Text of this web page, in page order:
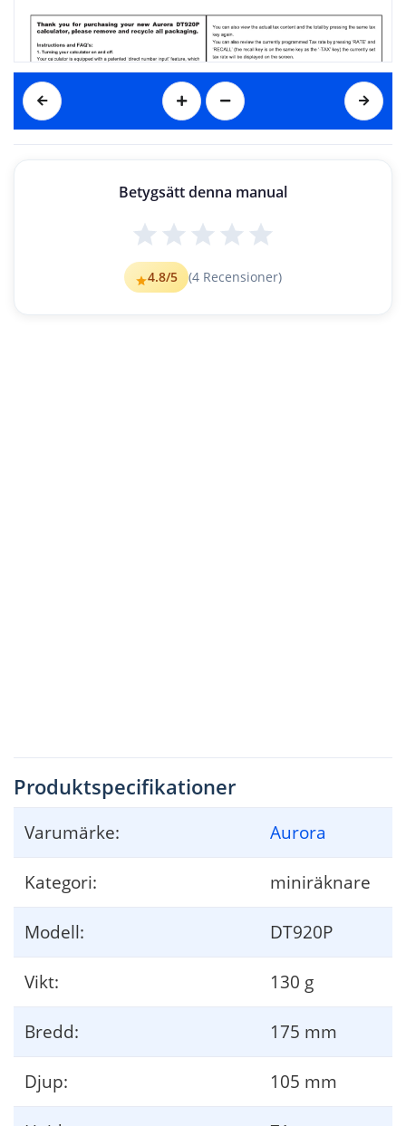
Betygsätt denna manual
4.8/5 (4 Recensioner)
Produktspecifikationer
Varumärke: Aurora
Kategori: miniräknare
Modell: DT920P
Vikt: 130 g
Bredd: 175 mm
Djup: 105 mm